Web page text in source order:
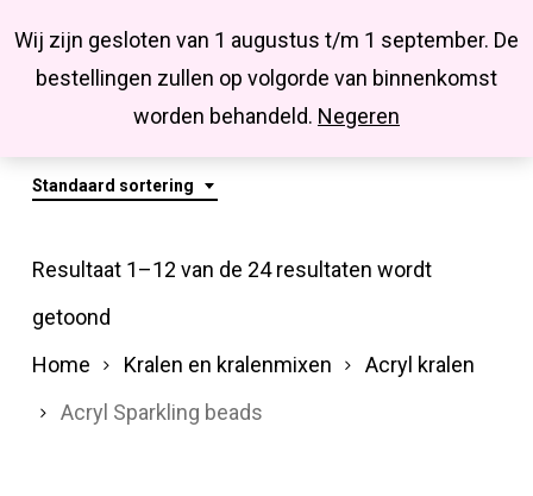
Wij zijn gesloten van 1 augustus t/m 1 september. De
bestellingen zullen op volgorde van binnenkomst
worden behandeld. Negeren
main
Missbluesieraden
searchaccount
Acryl Sparkling Beads
Standaard sortering
Resultaat 1–12 van de 24 resultaten wordt
getoond
Home
Kralen en kralenmixen
Acryl kralen
Acryl Sparkling beads
Close